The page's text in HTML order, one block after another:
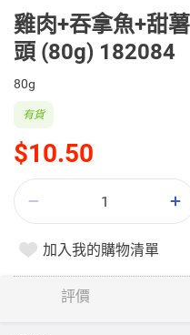
雞肉+吞拿魚+甜
頭 (80g) 182084
80g
$10.50
有貨
加入我的購物清單
評價